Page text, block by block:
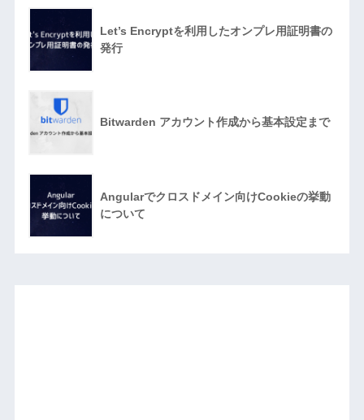
Let’s Encryptを利用したオンプレ用証明書の
発行
Bitwarden アカウント作成から基本設定まで
Angularでクロスドメイン向けCookieの挙動
について